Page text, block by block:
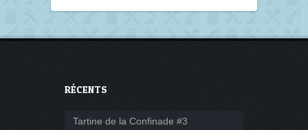
RÉCENTS
Tartine de la Confinade #3